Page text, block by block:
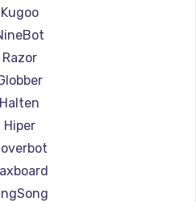
Kugoo
Razor
Halten
Hiper